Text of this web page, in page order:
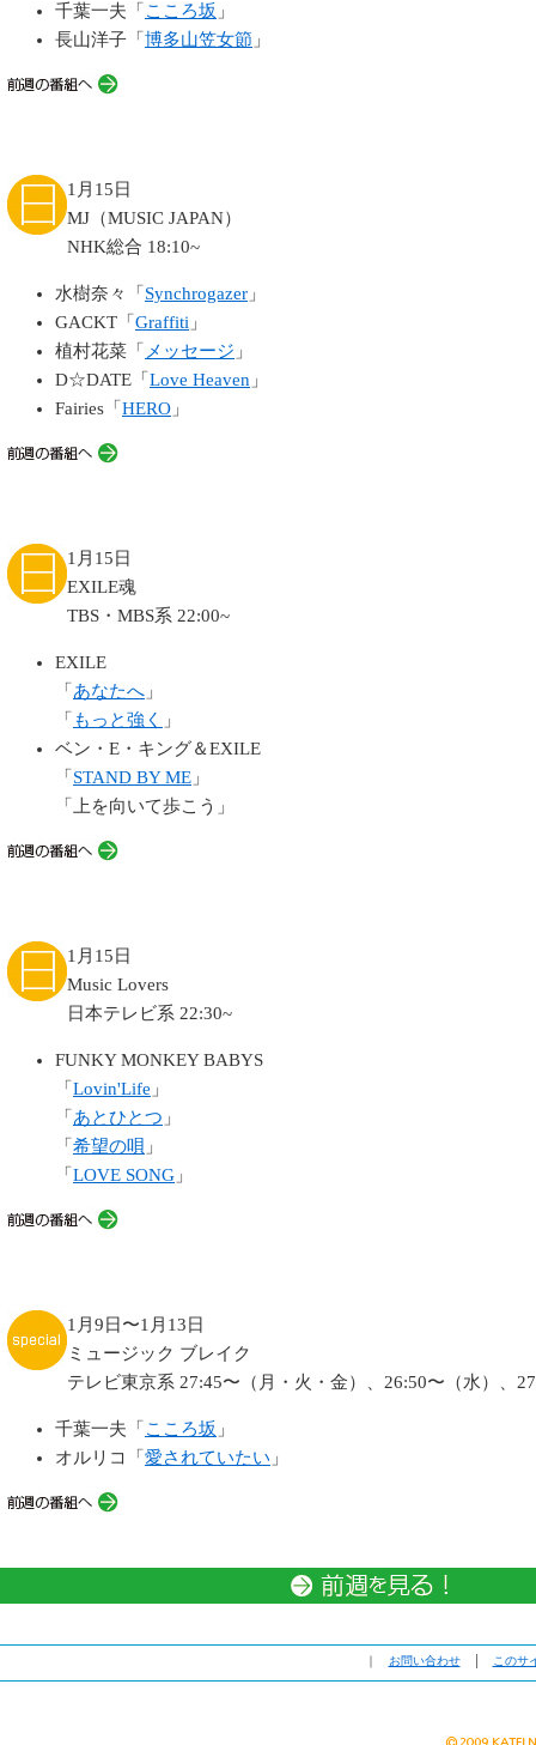
千葉一夫「 こころ坂 」
長山洋子「 博多山笠女節 」
1月15日
MJ（MUSIC JAPAN）
NHK総合 18:10~
水樹奈々「 Synchrogazer 」
GACKT「 Graffiti 」
植村花菜「 メッセージ 」
D☆DATE「 Love Heaven 」
Fairies「 HERO 」
1月15日
EXILE魂
TBS・MBS系 22:00~
EXILE
「 あなたへ 」
「 もっと強く
」
ベン・E・キング＆EXILE
「 STAND BY ME 」
「上を向いて歩こう」
1月15日
Music Lovers
日本テレビ系 22:30~
FUNKY MONKEY BABYS
「 Lovin'Life 」
「 あとひとつ 」
「 希望の唄 」
「 LOVE SONG 」
1月9日〜1月13日
ミュージック ブレイク
テレビ東京系 27:45〜（月・火・金）、26:50〜（水）、
千葉一夫「 こころ坂 」
オルリコ「 愛されていたい 」
｜ お問い合わせ│ このサ